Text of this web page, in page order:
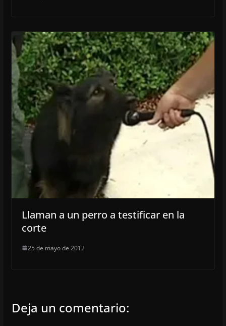
Llaman a un perro a testificar en la
corte
25 de mayo de 2012
Deja un comentario: